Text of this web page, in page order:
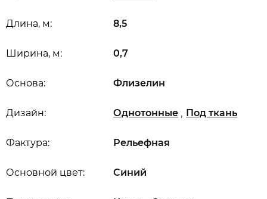
Длина, м: 8,5
Ширина, м: 0,7
Основной цвет: Синий
Дизайн: Однотонные , Под ткань
Основа: Флизелин
Фактура: Рельефная